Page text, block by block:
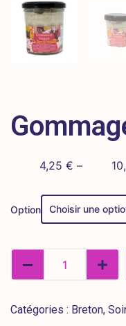
4,25 € –
Option
Catégories : Breton,